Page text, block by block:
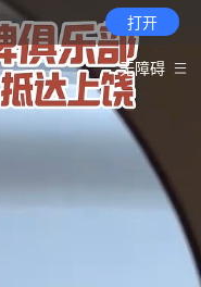
打开
无障碍